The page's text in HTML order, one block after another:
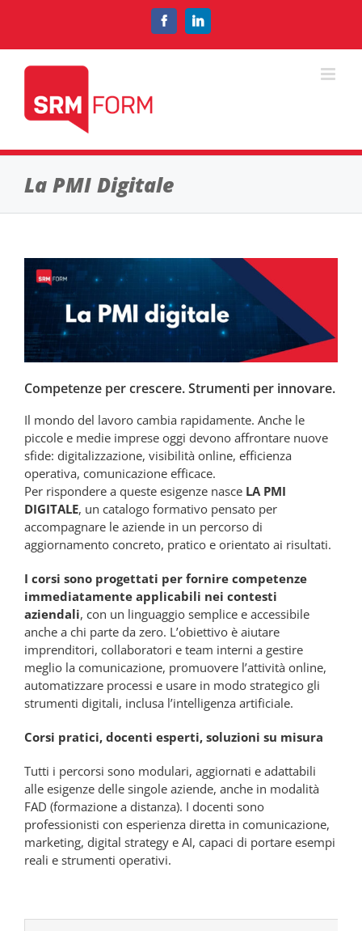
FacebookLinkedIn
La PMI Digitale
Competenze per crescere. Strumenti per innovare.
Il mondo del lavoro cambia rapidamente. Anche le
piccole e medie imprese oggi devono affrontare nuove
sfide: digitalizzazione, visibilità online, efficienza
operativa, comunicazione efficace.
Per rispondere a queste esigenze nasce LA PMI
DIGITALE, un catalogo formativo pensato per
accompagnare le aziende in un percorso di
aggiornamento concreto, pratico e orientato ai risultati.
I corsi sono progettati per fornire competenze
immediatamente applicabili nei contesti
aziendali, con un linguaggio semplice e accessibile
anche a chi parte da zero. L’obiettivo è aiutare
imprenditori, collaboratori e team interni a gestire
meglio la comunicazione, promuovere l’attività online,
automatizzare processi e usare in modo strategico gli
strumenti digitali, inclusa l’intelligenza artificiale.
Corsi pratici, docenti esperti, soluzioni su misura
Tutti i percorsi sono modulari, aggiornati e adattabili
alle esigenze delle singole aziende, anche in modalità
FAD (formazione a distanza). I docenti sono
professionisti con esperienza diretta in comunicazione,
marketing, digital strategy e AI, capaci di portare esempi
reali e strumenti operativi.